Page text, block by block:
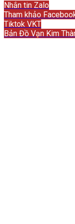
Nhắn tin Zalo
Tham khảo
Tiktok VKT
Bản Đồ Vạn Kim